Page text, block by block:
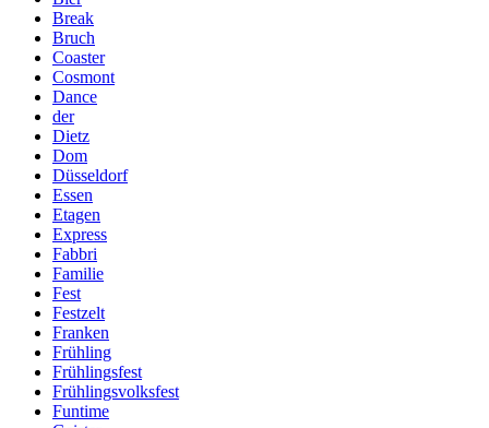
Break
Bruch
Coaster
Cosmont
Dance
der
Dietz
Dom
Düsseldorf
Essen
Etagen
Express
Fabbri
Familie
Fest
Festzelt
Franken
Frühling
Frühlingsfest
Frühlingsvolksfest
Funtime